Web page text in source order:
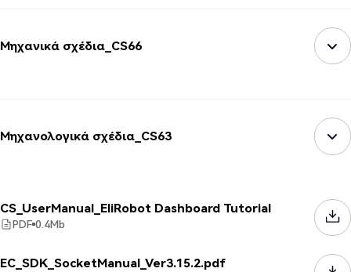
Μηχανικά σχέδια_CS66
Μηχανολογικά σχέδια_CS63
CS_UserManual_EliRobot Dashboard Tutorial
PDF 0.4Mb
EC_SDK_SocketManual_Ver3.15.2.pdf